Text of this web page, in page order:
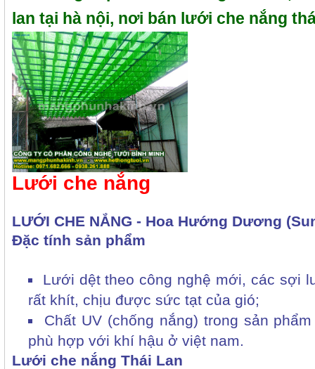
lan tại hà nội, nơi bán lưới che nắng
Lưới che nắng
LƯỚI CHE NẮNG - Hoa Hướng Dương
Đặc tính sản phẩm
Lưới dệt theo công nghệ mới, các sợi
rất khít, chịu được sức tạt của gió;
Chất UV (chống nắng) trong sản
phù hợp với khí hậu ở việt nam.
Lưới che nắng Thái Lan